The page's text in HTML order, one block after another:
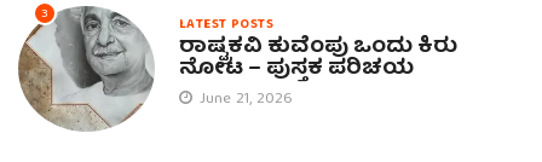
3 LATEST POSTS
ರಾಷ್ಟ್ರಕವಿ ಕುವೆಂಪು ಒಂದು ಕಿರು
ನೋಟ – ಪುಸ್ತಕ ಪರಿಚಯ
June 21, 2026